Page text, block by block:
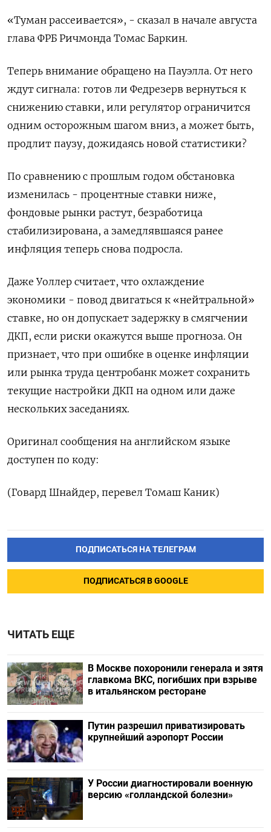
«Туман рассеивается», - сказал в начале августа
глава ФРБ Ричмонда Томас Баркин.
Теперь внимание обращено на Пауэлла. От него
ждут сигнала: готов ли Федрезерв вернуться к
снижению ставки, или регулятор ограничится
одним осторожным шагом вниз, а может быть,
продлит паузу, дожидаясь новой статистики?
По сравнению с прошлым годом обстановка
изменилась - процентные ставки ниже,
фондовые рынки растут, безработица
стабилизирована, а замедлявшаяся ранее
инфляция теперь снова подросла.
Даже Уоллер считает, что охлаждение
экономики - повод двигаться к «нейтральной»
ставке, но он допускает задержку в смягчении
ДКП, если риски окажутся выше прогноза. Он
признает, что при ошибке в оценке инфляции
или рынка труда центробанк может сохранить
текущие настройки ДКП на одном или даже
нескольких заседаниях.
Оригинал сообщения на английском языке
доступен по коду:
(Говард Шнайдер, перевел Томаш Каник)
ПОДПИСАТЬСЯ НА ТЕЛЕГРАМ
ПОДПИСАТЬСЯ В GOOGLE
ЧИТАТЬ ЕЩЕ
В Москве похоронили генерала и зятя
главкома ВКС, погибших при взрыве
в итальянском ресторане
Путин разрешил приватизировать
крупнейший аэропорт России
У России диагностировали военную
версию «голландской болезни»